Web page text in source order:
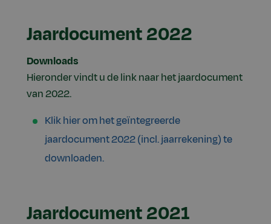
Jaardocument 2022
Downloads
Hieronder vindt u de link naar het jaardocument
van 2022.
Klik hier om het geïntegreerde
jaardocument 2022 (incl. jaarrekening) te
downloaden.
Jaardocument 2021